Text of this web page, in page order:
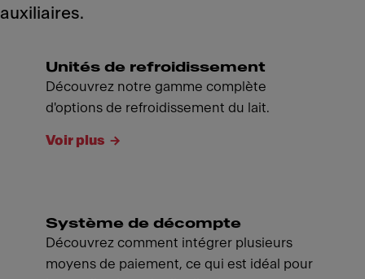
auxiliaires.
Unités de refroidissement
Découvrez notre gamme complète
d'options de refroidissement du lait.
Voir plus
Système de décompte
Découvrez comment intégrer plusieurs
moyens de paiement, ce qui est idéal pour